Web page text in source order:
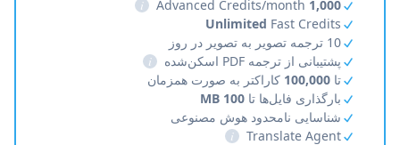
1,000
i
Unlimited Fast Credits
10 ترجمه تصویر به تصویر در روز
پشتیبانی از ترجمه PDF اسکن‌شده
i
تا 100,000 کاراکتر به صورت همزمان
بارگذاری فایل‌ها تا 100 MB
شناسایی نامحدود هوش مصنوعی
Translate Agent
i